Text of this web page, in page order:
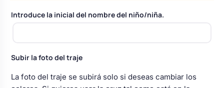
damas de honor
floral coche
Introduce la inicial del nombre del niño/niña.
Subir la foto del traje
La foto del traje se subirá solo si deseas cambiar los